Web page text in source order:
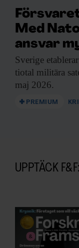
Med
ansvar
Sverige
tiotal militära
maj 2026.
PREMIUM
UPPTÄCK